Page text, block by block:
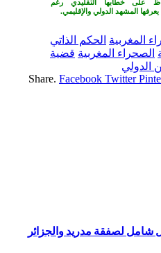
على خطابها التقليدي رغم
يعرفها المشهد الدولي والإقليمي.
المغربية الحكم الذاتي
الصحراء المغربية قضية
الدولي
Share. Facebook Twitter
في سبتة: 1 تحليل شامل لصفقة مدريد والجزائر